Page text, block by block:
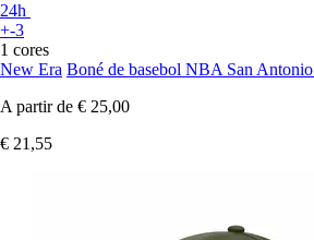
24h
+-3
1 cores
New Era Boné de basebol NBA San
A partir de € 25,00
€ 21,55